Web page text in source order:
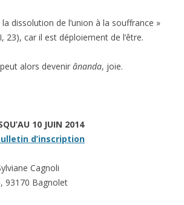
dissolution de l’union à la souffrance »
23), car il est déploiement de l’être.
alors devenir ânanda, joie.
10 JUIN 2014
d’inscription
Cagnoli
93170 Bagnolet